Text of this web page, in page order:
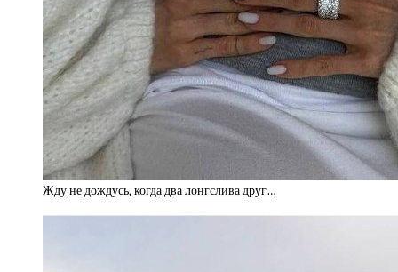
Жду не дождусь, когда два лонгслива друг…